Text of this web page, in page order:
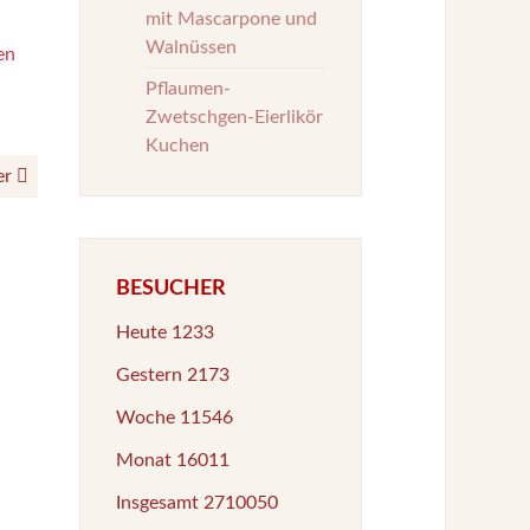
mit Mascarpone und
Walnüssen
Pflaumen-
Zwetschgen-Eierlikör
Kuchen
BESUCHER
Heute 1233
Gestern2173
Woche 11546
Monat 16011
Insgesamt2710050